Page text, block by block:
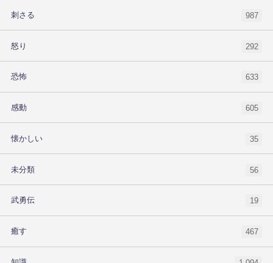
刺さる 987
怒り 292
恐怖 633
感動 605
懐かしい 35
未分類 56
武勇伝 19
癒す 467